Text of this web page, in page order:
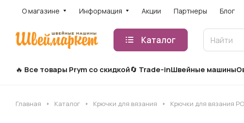
О магазине Информация Акции Партнеры Блог
Каталог
Все товары Prym со скидкой Trade-inШвейные машины
Главная Каталог Крючки для вязания Крючки для вязания